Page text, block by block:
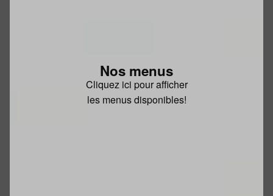
Nos menus
Cliquez ici pour afficher
les menus disponibles!